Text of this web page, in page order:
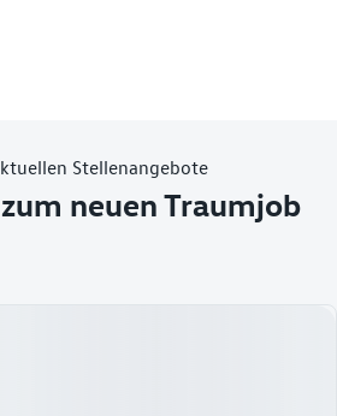
Stellenangebote
neuen Traumjob